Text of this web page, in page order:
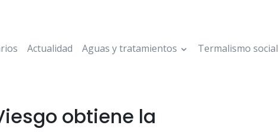
Actualidad Aguas y tratamientos Termalismo social
obtiene la